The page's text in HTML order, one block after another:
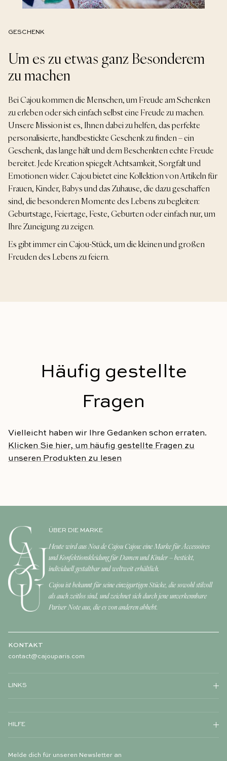
GESCHENK
Um es zu etwas ganz Besonderem
zu machen
Bei Cajou kommen die Menschen, um Freude am Schenken
zu erleben oder sich einfach selbst eine Freude zu machen.
Unsere Mission ist es, Ihnen dabei zu helfen, das perfekte
personalisierte, handbestickte Geschenk zu finden – ein
Geschenk, das lange hält und dem Beschenkten echte Freude
bereitet. Jede Kreation spiegelt Achtsamkeit, Sorgfalt und
Emotionen wider. Cajou bietet eine Kollektion von Artikeln für
Frauen, Kinder, Babys und das Zuhause, die dazu geschaffen
sind, die besonderen Momente des Lebens zu begleiten:
Geburtstage, Feiertage, Feste, Geburten oder einfach nur, um
Ihre Zuneigung zu zeigen.
Es gibt immer ein Cajou-Stück, um die kleinen und großen
Freuden des Lebens zu feiern.
Häufig gestellte
Fragen
Vielleicht haben wir Ihre Gedanken schon erraten.
Klicken Sie hier, um häufig gestellte Fragen zu
unseren Produkten zu lesen
ÜBER DIE MARKE
Heute wird aus Noa de Cajou Cajou: eine Marke für Accessoires
und Konfektionskleidung für Damen und Kinder – bestickt,
individuell gestaltbar und weltweit erhältlich.
Cajou ist bekannt für seine einzigartigen Stücke, die sowohl stilvoll
als auch zeitlos sind, und zeichnet sich durch jene unverkennbare
Pariser Note aus, die es von anderen abhebt.
KONTAKT
contact@cajouparis.com
LINKS
HILFE
Melde dich für unseren Newsletter an